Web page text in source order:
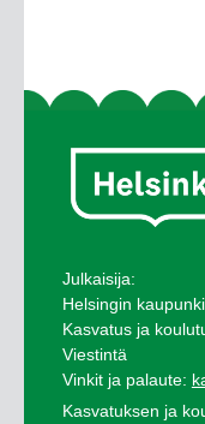
Julkaisija:
Helsingin kaupunki
Kasvatus ja
Viestintä
Vinkit ja palaute:
Kasvatuksen ja